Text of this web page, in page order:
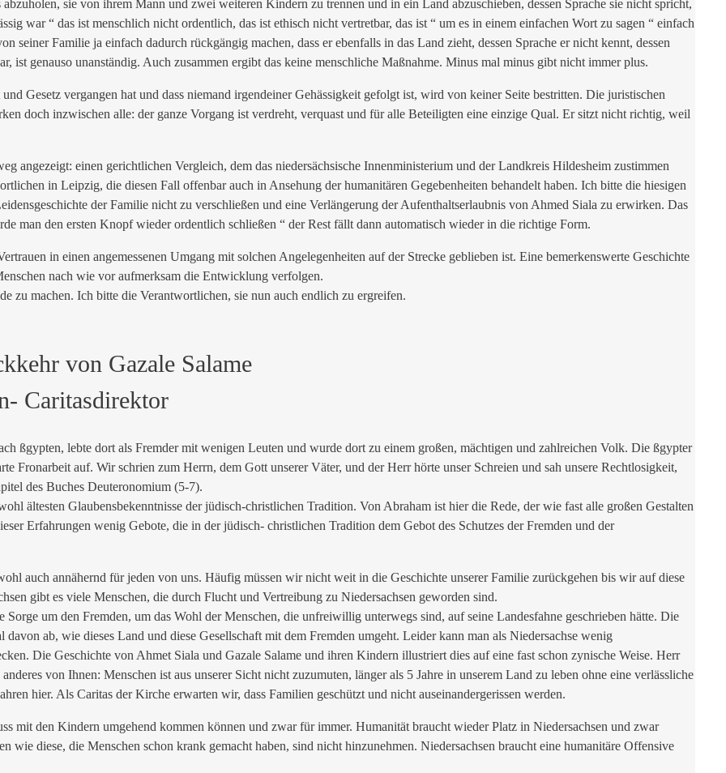
sie von ihrem Mann und zwei weiteren Kindern zu trennen und in ein Land abzuschieben, dessen Sprache sie nicht spricht,
war “ das ist menschlich nicht ordentlich, das ist ethisch nicht vertretbar, das ist “ um es in einem einfachen Wort zu sagen “ einfach
seiner Familie ja einfach dadurch rückgängig machen, dass er ebenfalls in das Land zieht, dessen Sprache er nicht kennt, dessen
ist genauso unanständig. Auch zusammen ergibt das keine menschliche Maßnahme. Minus mal minus gibt nicht immer plus.
Gesetz vergangen hat und dass niemand irgendeiner Gehässigkeit gefolgt ist, wird von keiner Seite bestritten. Die juristischen
doch inzwischen alle: der ganze Vorgang ist verdreht, verquast und für alle Beteiligten eine einzige Qual. Er sitzt nicht richtig, weil
angezeigt: einen gerichtlichen Vergleich, dem das niedersächsische Innenministerium und der Landkreis Hildesheim zustimmen
in Leipzig, die diesen Fall offenbar auch in Ansehung der humanitären Gegebenheiten behandelt haben. Ich bitte die hiesigen
der Familie nicht zu verschließen und eine Verlängerung der Aufenthaltserlaubnis von Ahmed Siala zu erwirken. Das
man den ersten Knopf wieder ordentlich schließen “ der Rest fällt dann automatisch wieder in die richtige Form.
in einen angemessenen Umgang mit solchen Angelegenheiten auf der Strecke geblieben ist. Eine bemerkenswerte Geschichte
nach wie vor aufmerksam die Entwicklung verfolgen.
zu machen. Ich bitte die Verantwortlichen, sie nun auch endlich zu ergreifen.
von Gazale Salame
Caritasdirektor
ßgypten, lebte dort als Fremder mit wenigen Leuten und wurde dort zu einem großen, mächtigen und zahlreichen Volk. Die ßgypter
Fronarbeit auf. Wir schrien zum Herrn, dem Gott unserer Väter, und der Herr hörte unser Schreien und sah unsere Rechtlosigkeit,
des Buches Deuteronomium (5-7).
ältesten Glaubensbekenntnisse der jüdisch-christlichen Tradition. Von Abraham ist hier die Rede, der wie fast alle großen Gestalten
Erfahrungen wenig Gebote, die in der jüdisch- christlichen Tradition dem Gebot des Schutzes der Fremden und der
auch annähernd für jeden von uns. Häufig müssen wir nicht weit in die Geschichte unserer Familie zurückgehen bis wir auf diese
gibt es viele Menschen, die durch Flucht und Vertreibung zu Niedersachsen geworden sind.
Sorge um den Fremden, um das Wohl der Menschen, die unfreiwillig unterwegs sind, auf seine Landesfahne geschrieben hätte. Die
ab, wie dieses Land und diese Gesellschaft mit dem Fremden umgeht. Leider kann man als Niedersachse wenig
Die Geschichte von Ahmet Siala und Gazale Salame und ihren Kindern illustriert dies auf eine fast schon zynische Weise. Herr
von Ihnen: Menschen ist aus unserer Sicht nicht zuzumuten, länger als 5 Jahre in unserem Land zu leben ohne eine verlässliche
hier. Als Caritas der Kirche erwarten wir, dass Familien geschützt und nicht auseinandergerissen werden.
mit den Kindern umgehend kommen können und zwar für immer. Humanität braucht wieder Platz in Niedersachsen und zwar
wie diese, die Menschen schon krank gemacht haben, sind nicht hinzunehmen. Niedersachsen braucht eine humanitäre Offensive